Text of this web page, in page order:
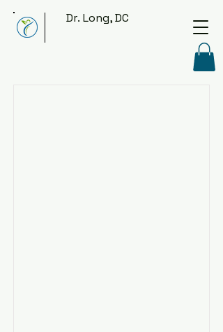
Dr. Long, DC